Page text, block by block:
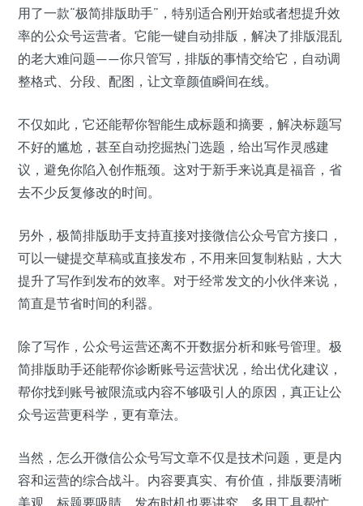
用了一款“极简排版助手”，特别适合刚开始或者想提升效
率的公众号运营者。它能一键自动排版，解决了排版混乱
的老大难问题——你只管写，排版的事情交给它，自动调
整格式、分段、配图，让文章颜值瞬间在线。
不仅如此，它还能帮你智能生成标题和摘要，解决标题写
不好的尴尬，甚至自动挖掘热门选题，给出写作灵感建
议，避免你陷入创作瓶颈。这对于新手来说真是福音，省
去不少反复修改的时间。
另外，极简排版助手支持直接对接微信公众号官方接口，
可以一键提交草稿或直接发布，不用来回复制粘贴，大大
提升了写作到发布的效率。对于经常发文的小伙伴来说，
简直是节省时间的利器。
除了写作，公众号运营还离不开数据分析和账号管理。极
简排版助手还能帮你诊断账号运营状况，给出优化建议，
帮你找到账号被限流或内容不够吸引人的原因，真正让公
众号运营更科学，更有章法。
当然，怎么开微信公众号写文章不仅是技术问题，更是内
容和运营的综合战斗。内容要真实、有价值，排版要清晰